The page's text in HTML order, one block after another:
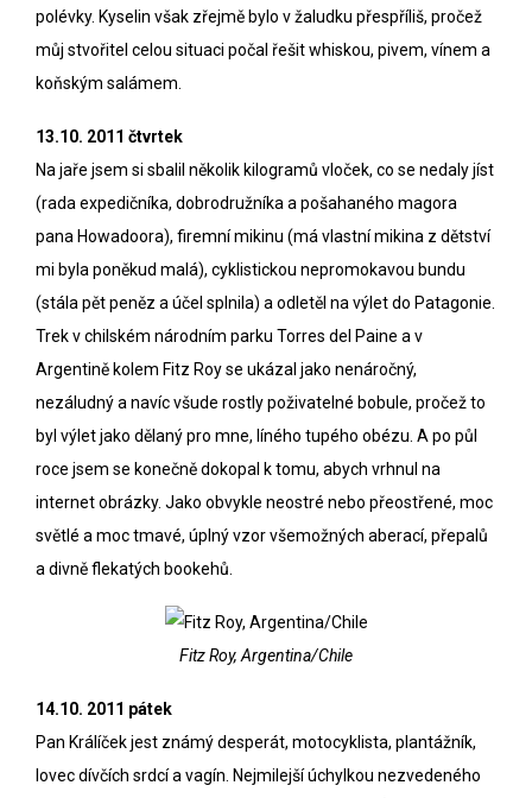
polévky. Kyselin však zřejmě bylo v žaludku přespříliš, pročež
můj stvořitel celou situaci počal řešit whiskou, pivem, vínem a
koňským salámem.
13.10. 2011 čtvrtek
Na jaře jsem si sbalil několik kilogramů vloček, co se nedaly jíst
(rada expedičníka, dobrodružníka a pošahaného magora
pana Howadoora), firemní mikinu (má vlastní mikina z dětství
mi byla poněkud malá), cyklistickou nepromokavou bundu
(stála pět peněz a účel splnila) a odletěl na výlet do Patagonie.
Trek v chilském národním parku Torres del Paine a v
Argentině kolem Fitz Roy se ukázal jako nenáročný,
nezáludný a navíc všude rostly poživatelné bobule, pročež to
byl výlet jako dělaný pro mne, líného tupého obézu. A po půl
roce jsem se konečně dokopal k tomu, abych vrhnul na
internet obrázky. Jako obvykle neostré nebo přeostřené, moc
světlé a moc tmavé, úplný vzor všemožných aberací, přepalů
a divně flekatých bookehů.
Fitz Roy, Argentina/Chile
14.10. 2011 pátek
Pan Králíček jest známý desperát, motocyklista, plantážník,
lovec dívčích srdcí a vagín. Nejmilejší úchylkou nezvedeného